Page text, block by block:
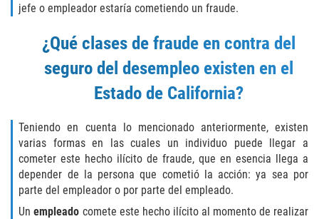
Fraude Del Seguro De Desempleo
Fraude al Sistema de Salud
Fraude de Tarjetas de Crédito
Práctica No Autorizada de la
Medicina
Delitos de Hurto
jefe o empleador estaría cometiendo un fraude.
¿Qué clases de fraude en contra del
seguro del desempleo existen en el
Estado de California?
Teniendo en cuenta lo mencionado anteriormente, existen
varias formas en las cuales un individuo puede llegar a
cometer este hecho ilícito de fraude, que en esencia llega a
depender de la persona que cometió la acción: ya sea por
parte del empleador o por parte del empleado.
Unempleado comete este hecho ilícito al momento de realizar